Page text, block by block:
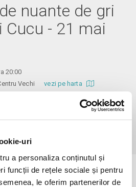
uri
a personaliza conținutul și
funcții de rețele sociale și pentru
le oferim partenerilor de
nuante de gri
Cucu - 21 mai
20:00
Centru Vechivezi pe harta
si public avem rugamintea de a va
inainte de inceperea spectacolului.
a expirat.